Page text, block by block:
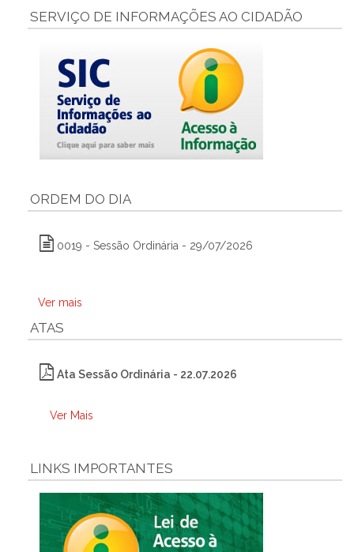
SERVIÇO DE INFORMAÇÕES AO CIDADÃO
ORDEM DO DIA
0019 - Sessão Ordinária - 29/07/2026
Ver mais
ATAS
Ata Sessão Ordinária - 22.07.2026
Ver Mais
LINKS IMPORTANTES